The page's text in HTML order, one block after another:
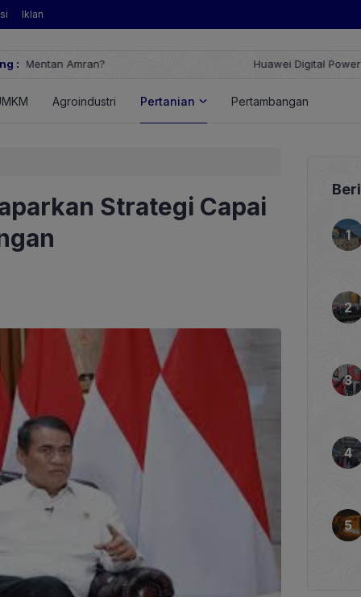
Iklan
:
Huawei Digital Power Dorong Indonesia Menuju Revolusi Energi
Agroindustri Pertanian Pertambangan
Strategi Capai